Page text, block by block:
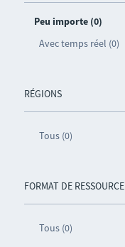
Peu importe (0)
Avec temps réel (0)
RÉGIONS
Tous (0)
FORMAT DE RESSOURCE
Tous (0)